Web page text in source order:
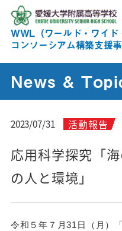
WWL（ワールド・ワイド
コンソーシアム構築支援
News &
2023/07/31 活動報告
応用科学探究「
の人と環境」
令和５年７月31日（月）